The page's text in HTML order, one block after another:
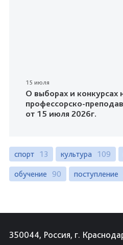
15 июля
О выборах и конкурсах
профессорско-
от 15 июля 2026г.
спорт 13 культура 109
обучение 90 поступление
350044, Россия, г.